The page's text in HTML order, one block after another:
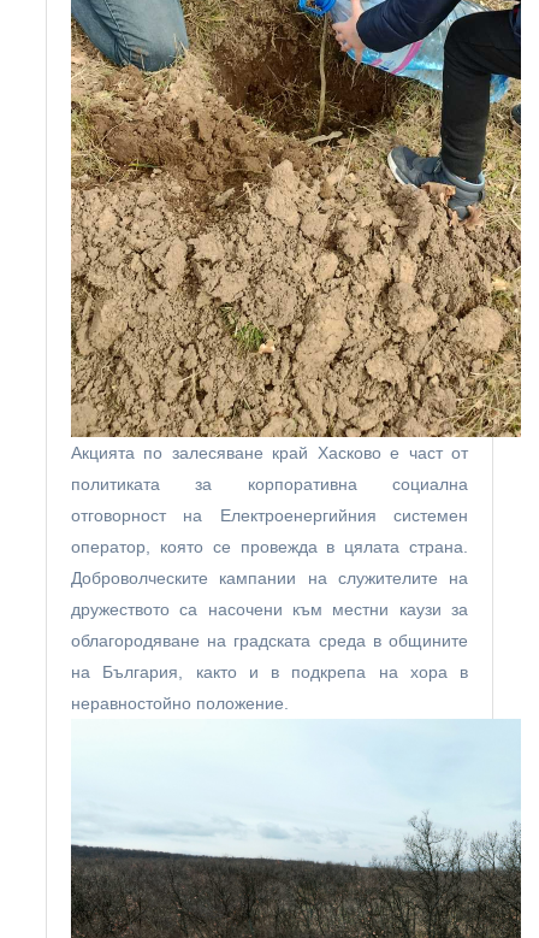
Акцията по залесяване край Хасково е част от
политиката за корпоративна социална
отговорност на Електроенергийния системен
оператор, която се провежда в цялата страна.
Доброволческите кампании на служителите на
дружеството са насочени към местни каузи за
облагородяване на градската среда в общините
на България, както и в подкрепа на хора в
неравностойно положение.